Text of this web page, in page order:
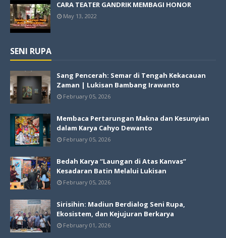
CARA TEATER GANDRIK MEMBAGI HONOR
May 13, 2022
SENI RUPA
Sang Pencerah: Semar di Tengah Kekacauan
Zaman | Lukisan Bambang Irawanto
February 05, 2026
Membaca Pertarungan Makna dan Kesunyian
dalam Karya Cahyo Dewanto
February 05, 2026
Bedah Karya “Laungan di Atas Kanvas”
Kesadaran Batin Melalui Lukisan
February 05, 2026
Sirisihin: Madiun Berdialog Seni Rupa,
Ekosistem, dan Kejujuran Berkarya
February 01, 2026